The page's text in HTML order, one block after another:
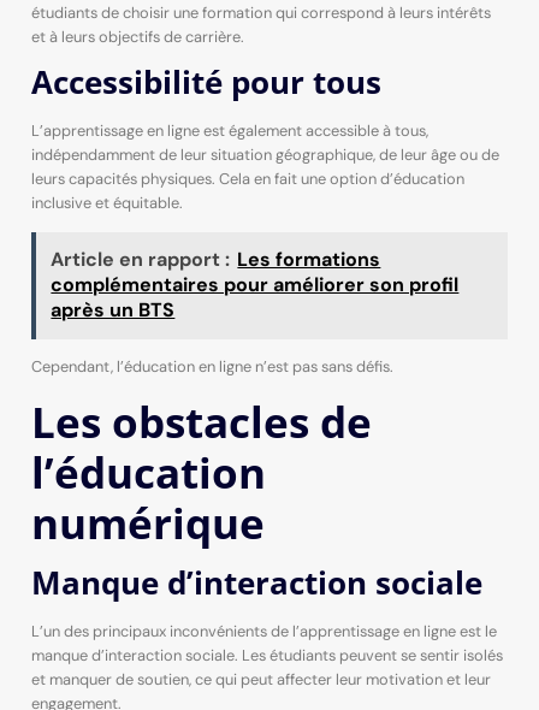
étudiants de choisir une formation qui correspond à leurs intérêts
et à leurs objectifs de carrière.
Accessibilité pour tous
L’apprentissage en ligne est également accessible à tous,
indépendamment de leur situation géographique, de leur âge ou de
leurs capacités physiques. Cela en fait une option d’éducation
inclusive et équitable.
Article en rapport : Les formations
complémentaires pour améliorer son profil
après un BTS
Cependant, l’éducation en ligne n’est pas sans défis.
Les obstacles de
l’éducation
numérique
Manque d’interaction sociale
L’un des principaux inconvénients de l’apprentissage en ligne est le
manque d’interaction sociale. Les étudiants peuvent se sentir isolés
et manquer de soutien, ce qui peut affecter leur motivation et leur
engagement.